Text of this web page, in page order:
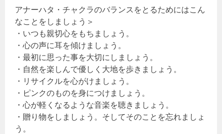
アナーハタ・チャクラのバランスをとるためにはこん
なことをしましょう＞
・いつも親切心をもちましょう。
・心の声に耳を傾けましょう。
・最初に思った事を大切にしましょう。
・自然を楽しんで優しく大地を歩きましょう。
・リサイクルを心がけましょう。
・ピンクのものを身につけましょう。
・心が軽くなるような音楽を聴きましょう。
・贈り物をしましょう。そしてそのことを忘れましょ
う。